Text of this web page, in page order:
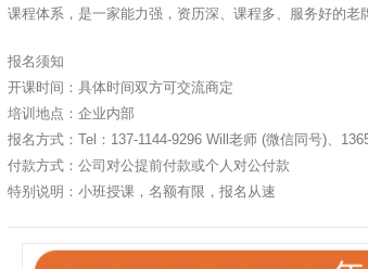
课程体系，是一家能力强，资历深、课程多、服务好的老
报名须知
开课时间：具体时间双方可交流商定
培训地点：企业内部
报名方式：Tel：137-1144-9296 Will老师 (微信同号)、
付款方式：公司对公提前付款或个人对公付款
特别说明：小班授课，名额有限，报名从速